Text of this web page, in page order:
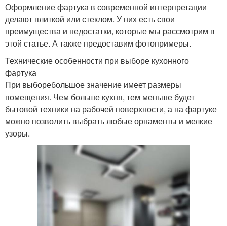
Оформление фартука в современной интерпретации
делают плиткой или стеклом. У них есть свои
преимущества и недостатки, которые мы рассмотрим в
этой статье. А также предоставим фотопримеры.
Технические особенности при выборе кухонного
фартука
При выборебольшое значение имеет размеры
помещения. Чем больше кухня, тем меньше будет
бытовой техники на рабочей поверхности, а на фартуке
можно позволить выбрать любые орнаменты и мелкие
узоры.